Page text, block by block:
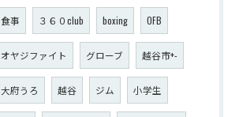
食事 ３６０club boxing OFB
オヤジファイト グローブ 越谷市+-
大府うろ 越谷 ジム 小学生